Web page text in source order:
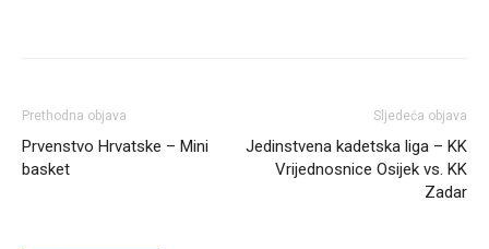
Prethodna objava
Prvenstvo Hrvatske – Mini
basket
Sljedeća objava
Jedinstvena kadetska liga – KK
Vrijednosnice Osijek vs. KK
Zadar